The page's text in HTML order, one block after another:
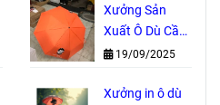
Xưởng Sản
Xuất Ô Dù Cầm
Tay Tại TP. Hồ
19/09/2025
Xưởng in ô dù